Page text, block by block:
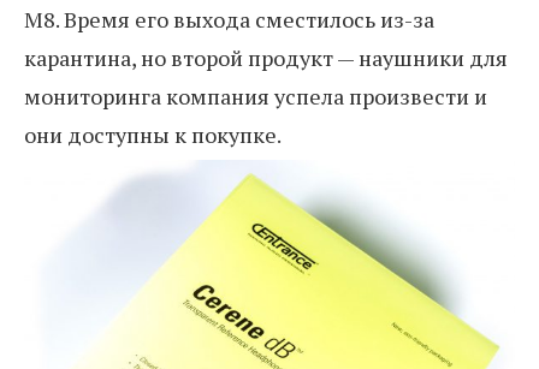
M8. Время его выхода сместилось из-за
карантина, но второй продукт — наушники для
мониторинга компания успела произвести и
они доступны к покупке.